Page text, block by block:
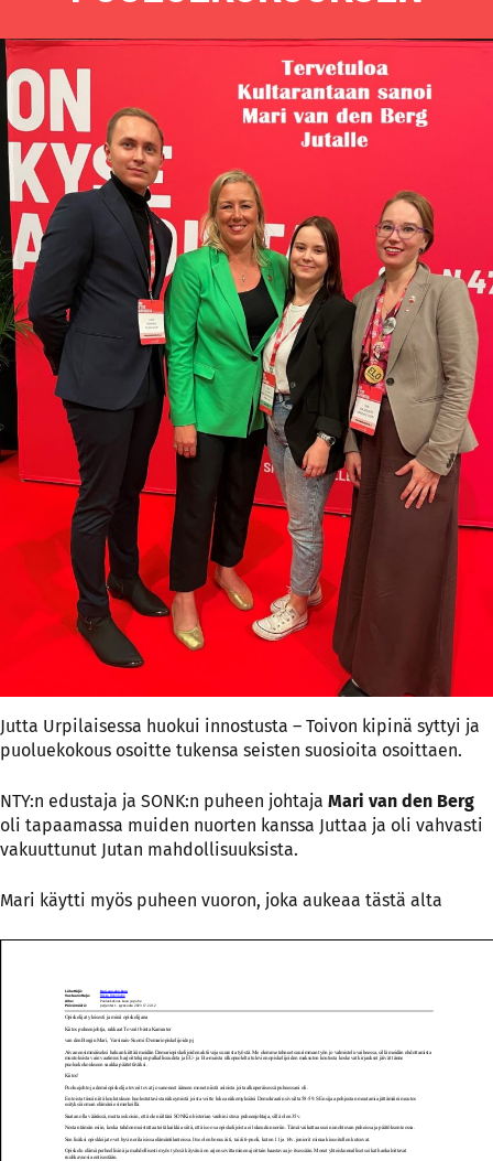
Jutta Urpilaisessa huokui innostusta – Toivon kipinä syttyi ja
puoluekokous osoitte tukensa seisten suosioita osoittaen.
NTY:n edustaja ja SONK:n puheen johtaja Mari van den Berg
oli tapaamassa muiden nuorten kanssa Juttaa ja oli vahvasti
vakuuttunut Jutan mahdollisuuksista.
Mari käytti myös puheen vuoron, joka aukeaa tästä alta